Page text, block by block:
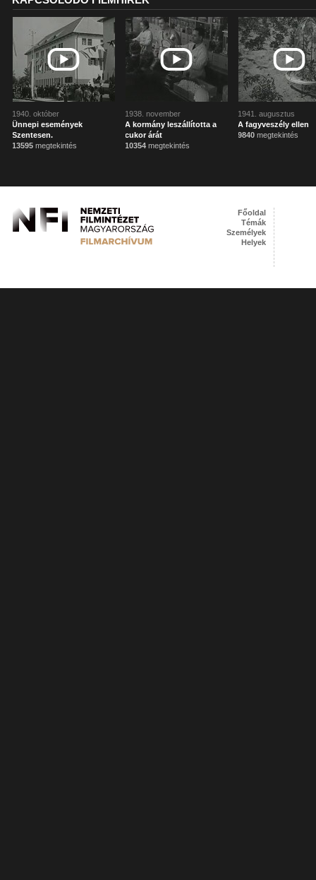
1940. október
Ünnepi események
Szentesen.
13595 megtekintés
1938. november
A kormány leszállította a
cukor árát
10354 megtekintés
1941. augusztus
A fagyveszély ellen
9840 megtekintés
Főoldal
Témák
Személyek
Helyek